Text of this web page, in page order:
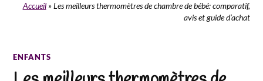
Accueil»Les meilleurs thermomètres de chambre de bébé: comparatif,
avis et guide d’achat
ENFANTS